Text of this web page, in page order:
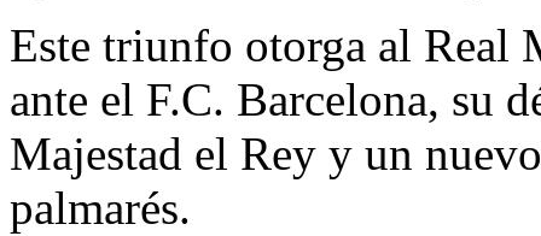
Este triunfo otorga al Real
ante el F.C. Barcelona, su
Majestad el Rey y un
palmarés.